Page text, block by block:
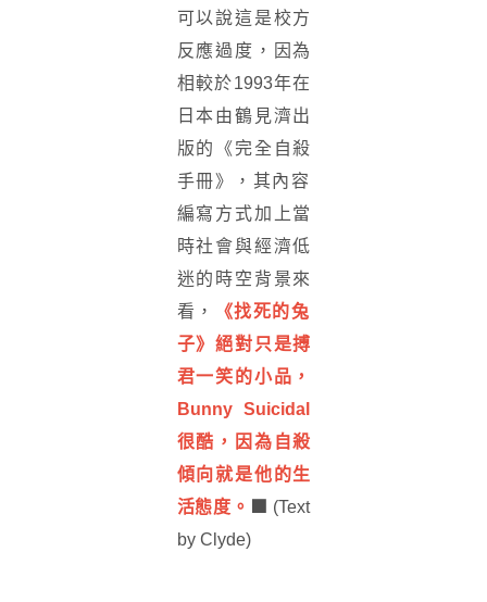
可以說這是校方
反應過度，因為
相較於1993年在
日本由鶴見濟出
版的《完全自殺
手冊》， 其內容
編寫方式加上當
時社會與經濟低
迷的時空背景來
看，
《找死的兔
子》絕對只是搏
君一笑的小品，
Bunny Suicidal
很酷，因為自殺
傾向就是他的生
活態度。 ■ (Text
by Clyde)